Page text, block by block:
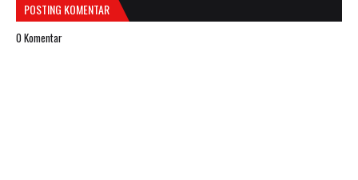
POSTING KOMENTAR
0 Komentar